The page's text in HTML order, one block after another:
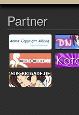
Partner